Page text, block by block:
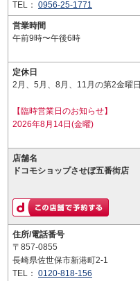
TEL： 0956-25-1771
営業時間
午前9時〜午後6時
定休日
2月、5月、8月、11月の第2金曜日
【臨時営業日のお知らせ】
2026年8月14日(金曜)
店舗名
ドコモショップさせぼ五番街店
住所/電話番号
〒857-0855
長崎県佐世保市新港町2-1
TEL： 0120-818-156